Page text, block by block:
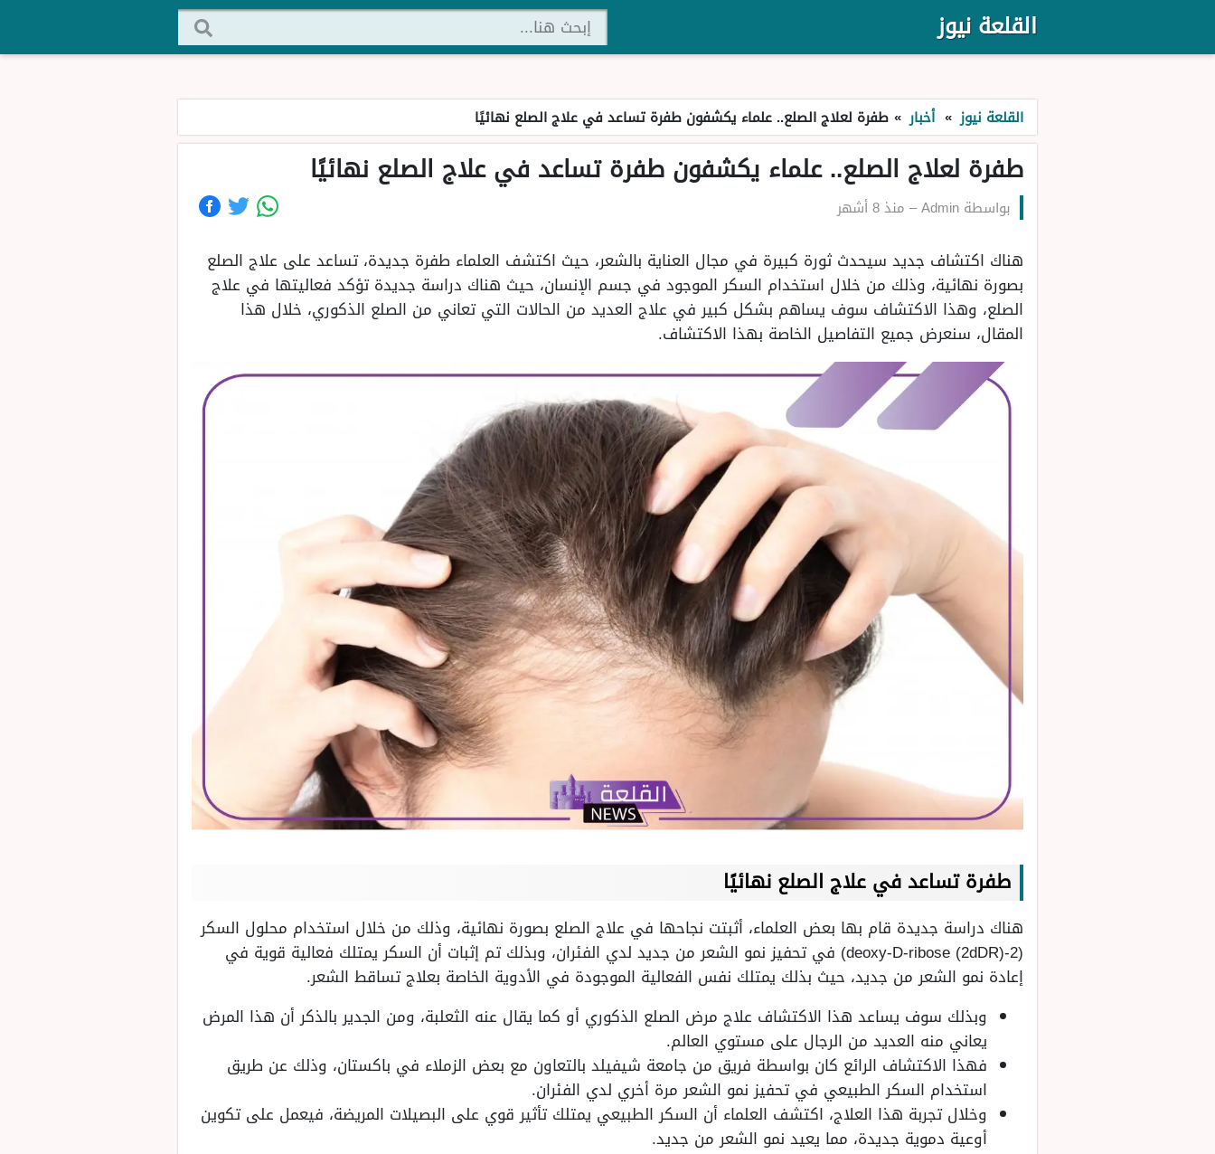
القلعة نيوز
القلعة نيوز » أخبار » طفرة لعلاج الصلع.. علماء يكشفون طفرة تساعد في علاج الصلع نهائيًا
طفرة لعلاج الصلع.. علماء يكشفون طفرة تساعد في علاج الصلع نهائيًا
بواسطة Admin
– منذ 8 أشهر
هناك اكتشاف جديد سيحدث ثورة كبيرة في مجال العناية بالشعر، حيث اكتشف العلماء طفرة جديدة، تساعد على علاج الصلع
بصورة نهائية، وذلك من خلال استخدام السكر الموجود في جسم الإنسان، حيث هناك دراسة جديدة تؤكد فعاليتها في علاج
الصلع، وهذا الاكتشاف سوف يساهم بشكل كبير في علاج العديد من الحالات التي تعاني من الصلع الذكوري، خلال هذا
المقال، سنعرض جميع التفاصيل الخاصة بهذا الاكتشاف.
طفرة تساعد في علاج الصلع نهائيًا
هناك دراسة جديدة قام بها بعض العلماء، أثبتت نجاحها في علاج الصلع بصورة نهائية، وذلك من خلال استخدام محلول السكر
(2-deoxy-D-ribose (2dDR)) في تحفيز نمو الشعر من جديد لدي الفئران، وبذلك تم إثبات أن السكر يمتلك فعالية قوية في
إعادة نمو الشعر من جديد، حيث بذلك يمتلك نفس الفعالية الموجودة في الأدوية الخاصة بعلاج تساقط الشعر.
وبذلك سوف يساعد هذا الاكتشاف علاج مرض الصلع الذكوري أو كما يقال عنه الثعلبة، ومن الجدير بالذكر أن هذا المرض
يعاني منه العديد من الرجال على مستوي العالم.
فهذا الاكتشاف الرائع كان بواسطة فريق من جامعة شيفيلد بالتعاون مع بعض الزملاء في باكستان، وذلك عن طريق
استخدام السكر الطبيعي في تحفيز نمو الشعر مرة أخري لدي الفئران.
وخلال تجربة هذا العلاج، اكتشف العلماء أن السكر الطبيعي يمتلك تأثير قوي على البصيلات المريضة، فيعمل على تكوين
أوعية دموية جديدة، مما يعيد نمو الشعر من جديد.